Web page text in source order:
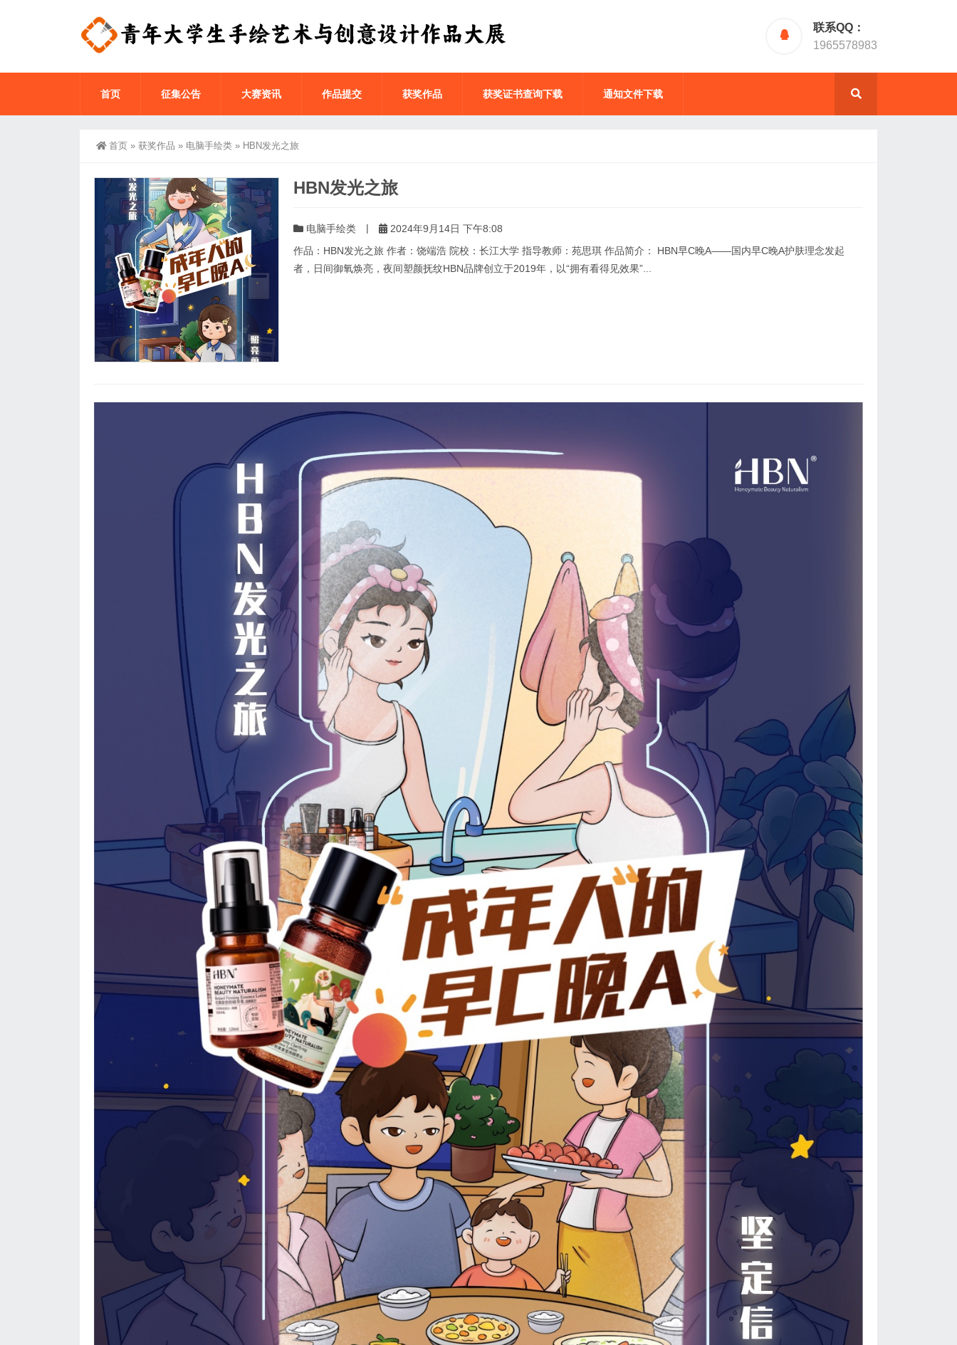
联系QQ：
1965578983
首页 征集公告 大赛资讯 作品提交 获奖作品 获奖证书查询下载 通知文件下载
首页 » 获奖作品 » 电脑手绘类 » HBN发光之旅
HBN发光之旅
电脑手绘类 |
2024年9月14日 下午8:08
作品：HBN发光之旅 作者：饶端浩 院校：长江大学 指导教师：苑思琪 作品简介： HBN早C晚A——国内早C晚A护肤理念发起
者，日间御氧焕亮，夜间塑颜抚纹HBN品牌创立于2019年，以“拥有看得见效果”...